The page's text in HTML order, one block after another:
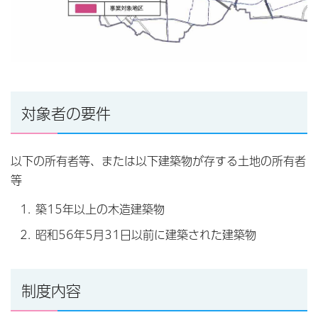
対象者の要件
以下の所有者等、または以下建築物が存する土地の所有者
等
築15年以上の木造建築物
昭和56年5月31日以前に建築された建築物
制度内容